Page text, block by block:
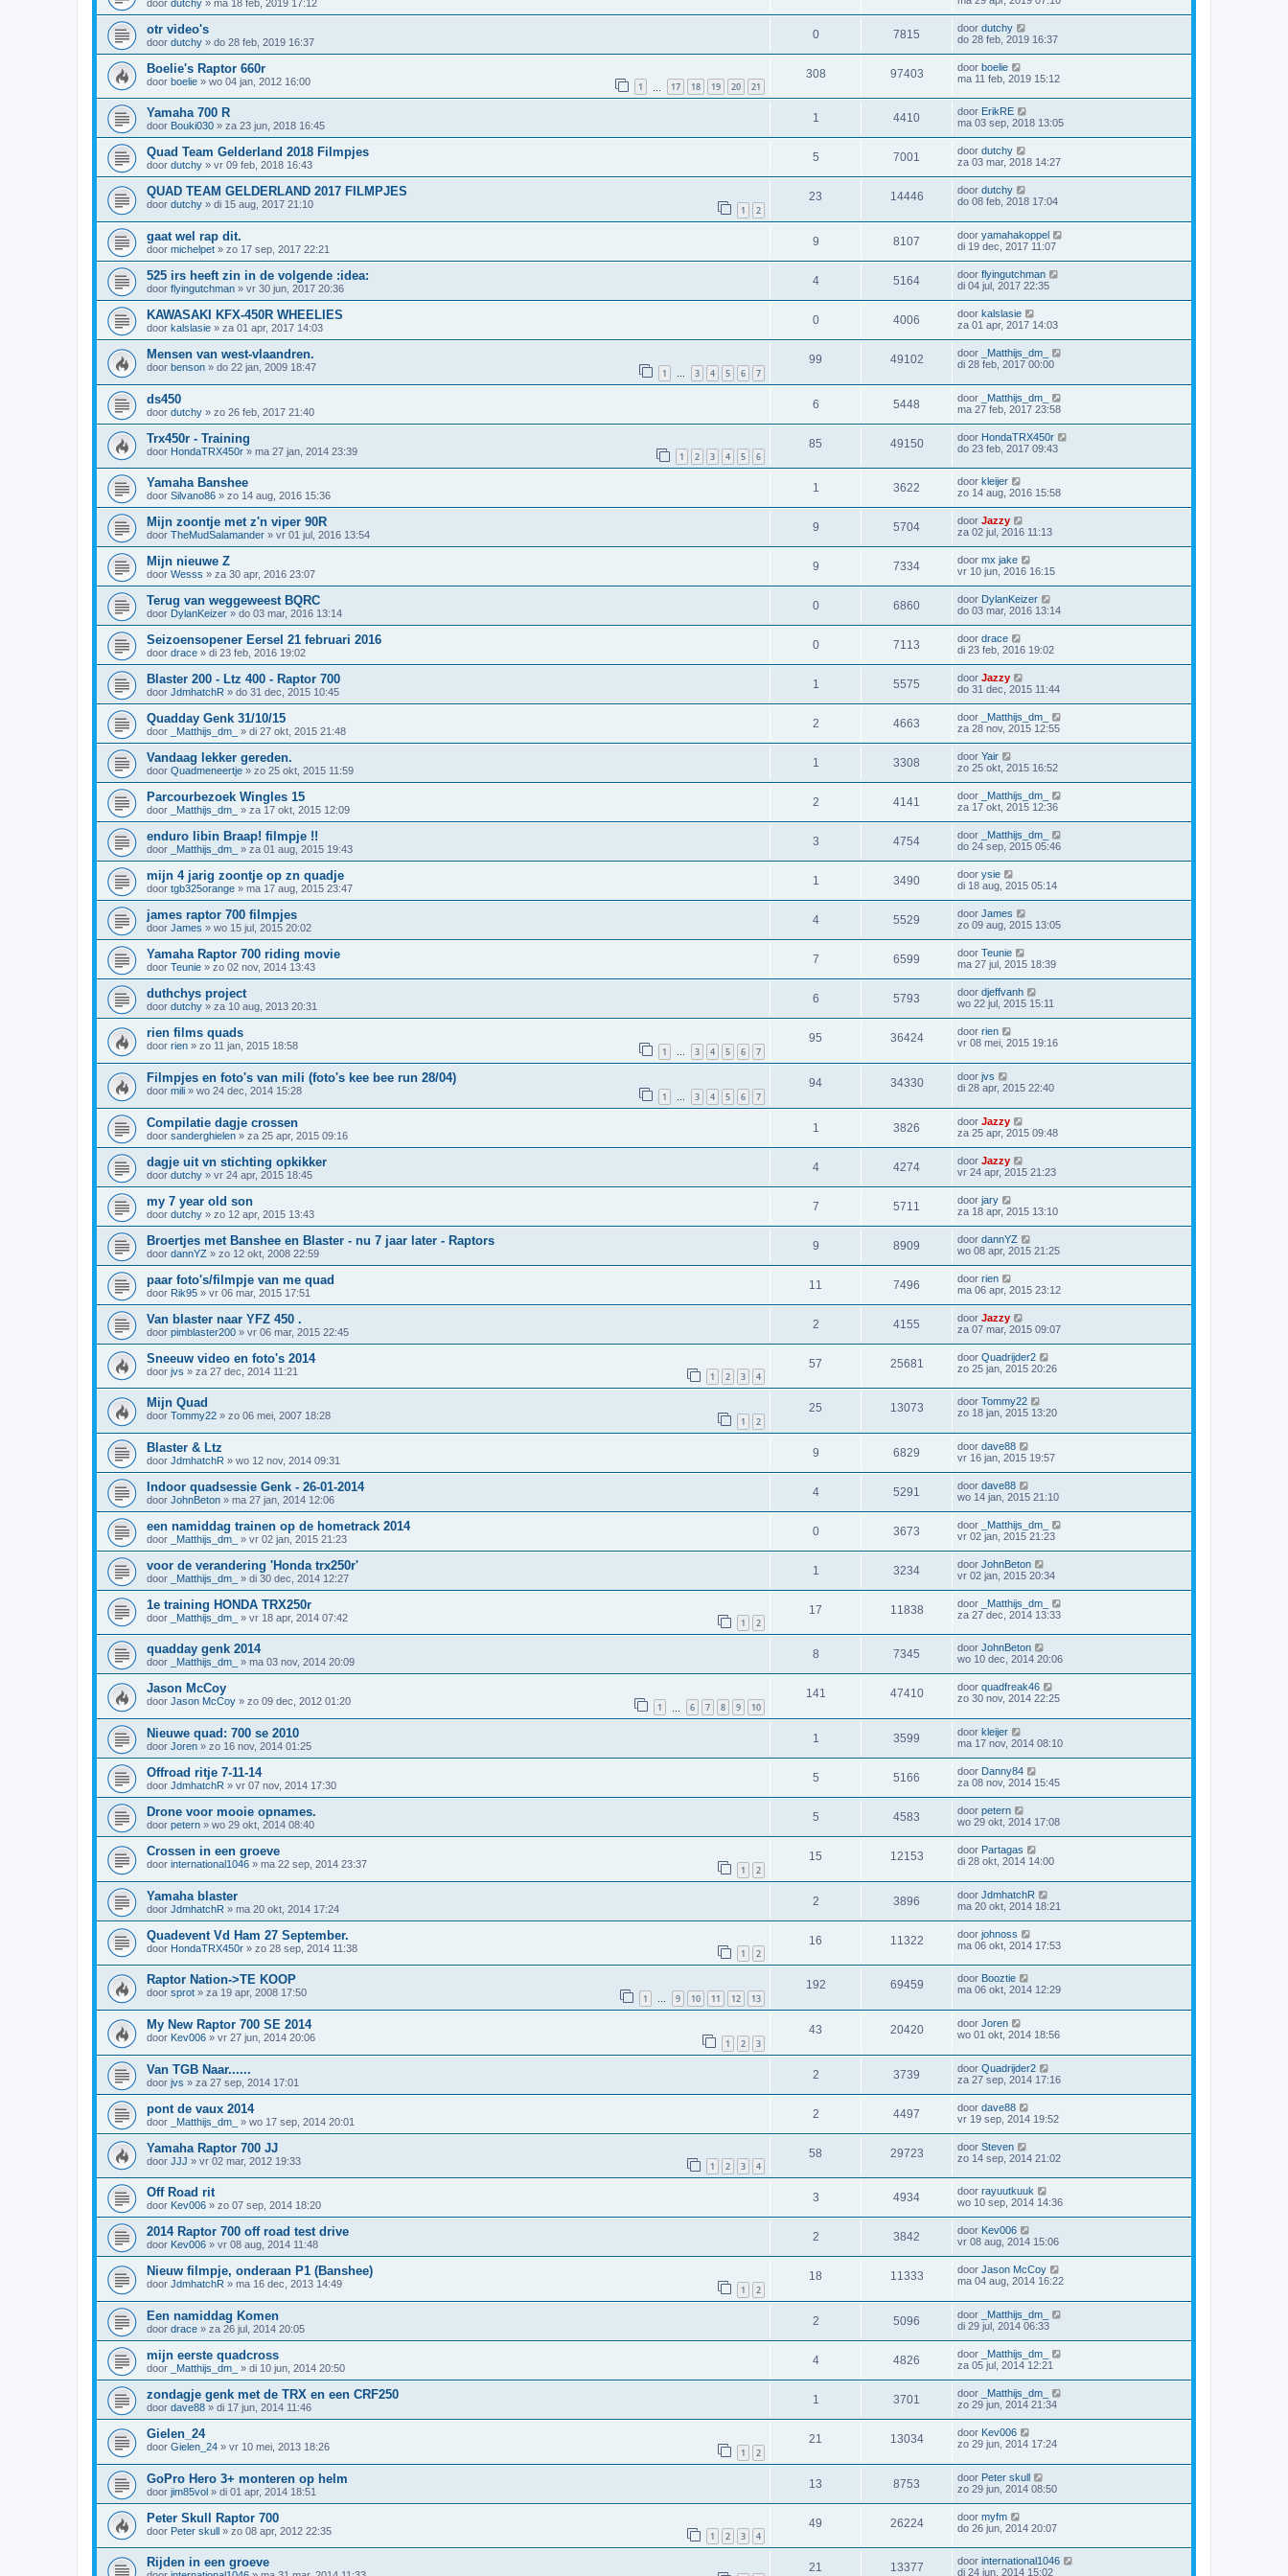
door dutchy » ma 18 feb, 2019 17:12
otr video's
door dutchy » do 28 feb, 2019 16:37
0 7815 door dutchy
do 28 feb, 2019 16:37
Boelie's Raptor 660r
door boelie » wo 04 jan, 2012 16:00 1 17 18 19 20 21
308 97403 door boelie
ma 11 feb, 2019 15:12
Yamaha 700 R
door Bouki030 » za 23 jun, 2018 16:45
1 4410 door ErikRE
ma 03 sep, 2018 13:05
Quad Team Gelderland 2018 Filmpjes
door dutchy » vr 09 feb, 2018 16:43
5 7001 door dutchy
za 03 mar, 2018 14:27
QUAD TEAM GELDERLAND 2017 FILMPJES
door dutchy » di 15 aug, 2017 21:10 1 2
23 14446 door dutchy
do 08 feb, 2018 17:04
gaat wel rap dit.
door michelpet » zo 17 sep, 2017 22:21
9 8107 door yamahakoppel
di 19 dec, 2017 11:07
525 irs heeft zin in de volgende :idea:
door flyingutchman » vr 30 jun, 2017 20:36
4 5164 door flyingutchman
di 04 jul, 2017 22:35
KAWASAKI KFX-450R WHEELIES
door kalslasie » za 01 apr, 2017 14:03
0 4006 door kalslasie
za 01 apr, 2017 14:03
Mensen van west-vlaandren.
door benson » do 22 jan, 2009 18:47 1 … 3 4 5 6 7
99 49102 door
_Matthijs_dm_
di 28 feb, 2017 00:00
ds450
door dutchy » zo 26 feb, 2017 21:40
6 5448 door
_Matthijs_dm_
ma 27 feb, 2017 23:58
Trx450r - Training
door HondaTRX450r » ma 27 jan, 2014 23:39 1 2 3 4 5 6
85 49150 door HondaTRX450r
do 23 feb, 2017 09:43
Yamaha Banshee
door Silvano86 » zo 14 aug, 2016 15:36
1 3622 door kleijer
zo 14 aug, 2016 15:58
Mijn zoontje met z'n viper 90R
door TheMudSalamander » vr 01 jul, 2016 13:54
9 5704 door Jazzy
za 02 jul, 2016 11:13
Mijn nieuwe Z
door Wesss » za 30 apr, 2016 23:07
9 7334 door mx jake
vr 10 jun, 2016 16:15
Terug van weggeweest BQRC
door DylanKeizer » do 03 mar, 2016 13:14
0 6860 door DylanKeizer
do 03 mar, 2016 13:14
Seizoensopener Eersel 21 februari 2016
door drace » di 23 feb, 2016 19:02
0 7113 door drace
di 23 feb, 2016 19:02
Blaster 200 - Ltz 400 - Raptor 700
door JdmhatchR » do 31 dec, 2015 10:45
1 5575 door Jazzy
do 31 dec, 2015 11:44
Quadday Genk 31/10/15
door _Matthijs_dm_ » di 27 okt, 2015 21:48
2 4663 door
_Matthijs_dm_
za 28 nov, 2015 12:55
Vandaag lekker gereden.
door Quadmeneertje » zo 25 okt, 2015 11:59
1 3308 door Yair
zo 25 okt, 2015 16:52
Parcourbezoek Wingles 15
door _Matthijs_dm_ » za 17 okt, 2015 12:09
2 4141 door
_Matthijs_dm_
za 17 okt, 2015 12:36
enduro libin Braap! filmpje !!
door _Matthijs_dm_ » za 01 aug, 2015 19:43
3 4754 door
_Matthijs_dm_
do 24 sep, 2015 05:46
mijn 4 jarig zoontje op zn quadje
door tgb325orange » ma 17 aug, 2015 23:47
1 3490 door ysie
di 18 aug, 2015 05:14
james raptor 700 filmpjes
door James » wo 15 jul, 2015 20:02
4 5529 door James
zo 09 aug, 2015 13:05
Yamaha Raptor 700 riding movie
door Teunie » zo 02 nov, 2014 13:43
7 6599 door Teunie
ma 27 jul, 2015 18:39
duthchys project
door dutchy » za 10 aug, 2013 20:31
6 5793 door djeffvanh
wo 22 jul, 2015 15:11
rien films quads
door rien » zo 11 jan, 2015 18:58 1 … 3 4 5 6 7
95 36424 door rien
vr 08 mei, 2015 19:16
Filmpjes en foto's van mili (foto's kee bee run 28/04)
door mili » wo 24 dec, 2014 15:28 1 3 4 5 6 7
94 34330 door jvs
di 28 apr, 2015 22:40
Compilatie dagje crossen
door sanderghielen » za 25 apr, 2015 09:16
1 3826 door Jazzy
za 25 apr, 2015 09:48
dagje uit vn stichting opkikker
door dutchy » vr 24 apr, 2015 18:45
4 4274 door Jazzy
vr 24 apr, 2015 21:23
my 7 year old son
door dutchy » zo 12 apr, 2015 13:43
7 5711 door jary
za 18 apr, 2015 13:10
Broertjes met Banshee en Blaster - nu 7 jaar later - Raptors
door dannYZ » zo 12 okt, 2008 22:59
9 8909 door dannYZ
wo 08 apr, 2015 21:25
paar foto's/filmpje van me quad
door Rik95 » vr 06 mar, 2015 17:51
11 7496 door rien
ma 06 apr, 2015 23:12
Van blaster naar YFZ 450 .
door pimblaster200 » vr 06 mar, 2015 22:45
2 4155 door Jazzy
za 07 mar, 2015 09:07
Sneeuw video en foto's 2014
door jvs » za 27 dec, 2014 11:21 1 2 3 4
57 25681 door Quadrijder2
zo 25 jan, 2015 20:26
Mijn Quad
door Tommy22 » zo 06 mei, 2007 18:28 1 2
25 13073 door Tommy22
zo 18 jan, 2015 13:20
Blaster & Ltz
door JdmhatchR » wo 12 nov, 2014 09:31
9 6829 door dave88
vr 16 jan, 2015 19:57
Indoor quadsessie Genk - 26-01-2014
door JohnBeton » ma 27 jan, 2014 12:06
4 5291 door dave88
wo 14 jan, 2015 21:10
een namiddag trainen op de hometrack 2014
door _Matthijs_dm_ » vr 02 jan, 2015 21:23
0 3673 door
_Matthijs_dm_
vr 02 jan, 2015 21:23
voor de verandering 'Honda trx250r'
door _Matthijs_dm_ » di 30 dec, 2014 12:27
1 3234 door JohnBeton
vr 02 jan, 2015 20:34
1e training HONDA TRX250r
door _Matthijs_dm_ » vr 18 apr, 2014 07:42 1 2
17 11838 door
_Matthijs_dm_
za 27 dec, 2014 13:33
quadday genk 2014
door _Matthijs_dm_ » ma 03 nov, 2014 20:09
8 7345 door JohnBeton
wo 10 dec, 2014 20:06
Jason McCoy
door Jason McCoy » zo 09 dec, 2012 01:20 1 6 7 8 9 10
141 47410 door quadfreak46
zo 30 nov, 2014 22:25
Nieuwe quad: 700 se 2010
door Joren » zo 16 nov, 2014 01:25
1 3599 door kleijer
ma 17 nov, 2014 08:10
Offroad ritje 7-11-14
door JdmhatchR » vr 07 nov, 2014 17:30
5 5166 door Danny84
za 08 nov, 2014 15:45
Drone voor mooie opnames.
door petern » wo 29 okt, 2014 08:40
5 4583 door petern
wo 29 okt, 2014 17:08
Crossen in een groeve
door international1046 » ma 22 sep, 2014 23:37 1 2
15 12153 door Partagas
di 28 okt, 2014 14:00
Yamaha blaster
door JdmhatchR » ma 20 okt, 2014 17:24
2 3896 door JdmhatchR
ma 20 okt, 2014 18:21
Quadevent Vd Ham 27 September.
door HondaTRX450r » zo 28 sep, 2014 11:38 1 2
16 11322 door johnoss
ma 06 okt, 2014 17:53
Raptor Nation->TE KOOP
door sprot » za 19 apr, 2008 17:50 1 … 9 10 11 12 13
192 69459 door Booztie
ma 06 okt, 2014 12:29
My New Raptor 700 SE 2014
door Kev006 » vr 27 jun, 2014 20:06 1 2 3
43 20420 door Joren
wo 01 okt, 2014 18:56
Van TGB Naar......
door jvs » za 27 sep, 2014 17:01
2 3739 door Quadrijder2
za 27 sep, 2014 17:16
pont de vaux 2014
door _Matthijs_dm_ » wo 17 sep, 2014 20:01
2 4497 door dave88
vr 19 sep, 2014 19:52
Yamaha Raptor 700 JJ
door JJJ » vr 02 mar, 2012 19:33 1 2 3 4
58 29723 door Steven
zo 14 sep, 2014 21:02
Off Road rit
door Kev006 » zo 07 sep, 2014 18:20
3 4934 door rayuutkuuk
wo 10 sep, 2014 14:36
2014 Raptor 700 off road test drive
door Kev006 » vr 08 aug, 2014 11:48
2 3842 door Kev006
vr 08 aug, 2014 15:06
Nieuw filmpje, onderaan P1 (Banshee)
door JdmhatchR » ma 16 dec, 2013 14:49 1 2
18 11333 door Jason McCoy
ma 04 aug, 2014 16:22
Een namiddag Komen
door drace » za 26 jul, 2014 20:05
2 5096 door
_Matthijs_dm_
di 29 jul, 2014 06:33
mijn eerste quadcross
door _Matthijs_dm_ » di 10 jun, 2014 20:50
4 4826 door
_Matthijs_dm_
za 05 jul, 2014 12:21
zondagje genk met de TRX en een CRF250
door dave88 » di 17 jun, 2014 11:46
1 3701 door
_Matthijs_dm_
zo 29 jun, 2014 21:34
Gielen_24
door Gielen_24 » vr 10 mei, 2013 18:26 1 2
21 13034 door Kev006
zo 29 jun, 2014 17:24
GoPro Hero 3+ monteren op helm
door jim85vol » di 01 apr, 2014 18:51
13 8753 door Peter skull
zo 29 jun, 2014 08:50
Peter Skull Raptor 700
door Peter skull » zo 08 apr, 2012 22:35 1 2 3 4
49 26224 door myfm
do 26 jun, 2014 20:07
Rijden in een groeve 21 13377 door international1046
di 24 jun, 2014 15:02